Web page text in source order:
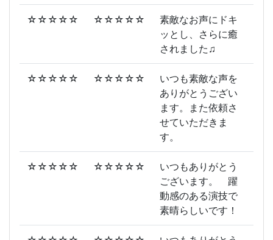
☆☆☆☆☆ ☆☆☆☆☆
素敵なお声にドキ
ッとし、さらに癒
されました♫
☆☆☆☆☆ ☆☆☆☆☆
いつも素敵な声を
ありがとうござい
ます。また依頼さ
せていただきま
す。
☆☆☆☆☆ ☆☆☆☆☆
いつもありがとう
ございます。 躍
動感のある演技で
素晴らしいです！